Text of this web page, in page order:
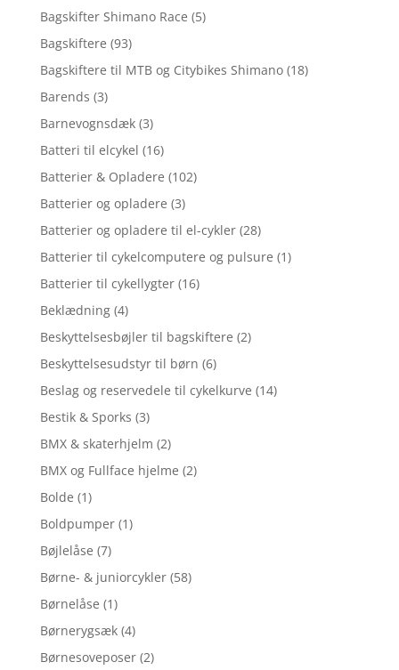
Bagskifter Shimano Race (5)
Bagskiftere (93)
Bagskiftere til MTB og Citybikes Shimano (18)
Barends (3)
Barnevognsdæk (3)
Batteri til elcykel (16)
Batterier & Opladere (102)
Batterier og opladere (3)
Batterier og opladere til el-cykler (28)
Batterier til cykelcomputere og pulsure (1)
Batterier til cykellygter (16)
Beklædning (4)
Beskyttelsesbøjler til bagskiftere (2)
Beskyttelsesudstyr til børn (6)
Beslag og reservedele til cykelkurve (14)
Bestik & Sporks (3)
BMX & skaterhjelm (2)
BMX og Fullface hjelme (2)
Bolde (1)
Boldpumper (1)
Bøjlelåse (7)
Børne- & juniorcykler (58)
Børnelåse (1)
Børnerygsæk (4)
Børnesoveposer (2)